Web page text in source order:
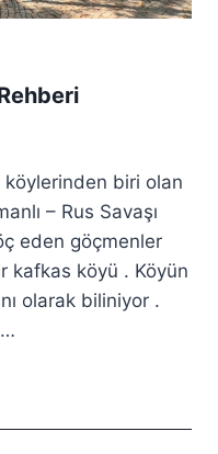
biri olan
– Rus Savaşı
eden göçmenler
kafkas köyü . Köyün
olarak biliniyor .